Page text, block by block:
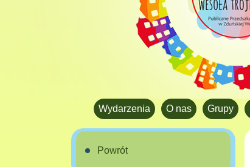
Wydarzenia O nas Grupy
Powrót